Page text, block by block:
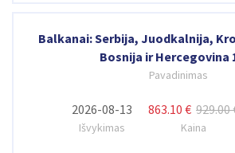
Balkanai: Serbija, Juodkalnija,
Bosnija ir Hercegovina
Pavadinimas
2026-08-13
Išvykimas
863.10 € 929.00
Kaina